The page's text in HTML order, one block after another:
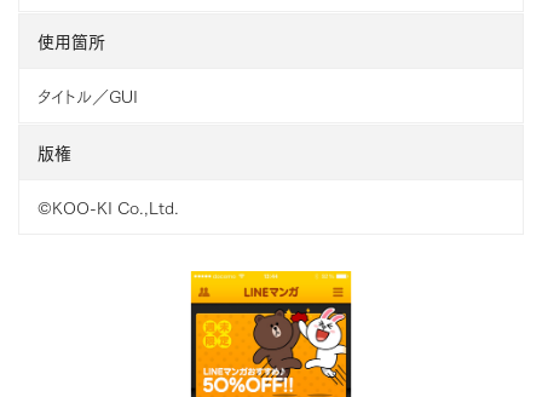
使用箇所
タイトル／GUI
版権
©KOO-KI Co.,Ltd.